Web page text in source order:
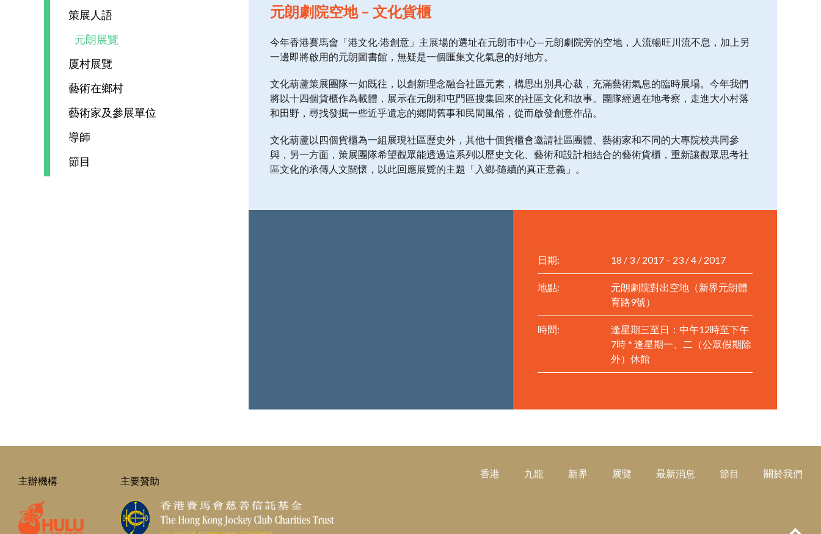
策展人語
元朗展覽
厦村展覽
藝術在鄉村
藝術家及參展單位
導師
節目
元朗劇院空地 – 文化貨櫃
今年香港賽馬會「港文化‧港創意」主展場的選址在元朗市中心—元朗劇院旁的空地，人流暢旺川流不息，加上另
一邊即將啟用的元朗圖書館，無疑是一個匯集文化氣息的好地方。
文化葫蘆策展團隊一如既往，以創新理念融合社區元素，構思出別具心裁，充滿藝術氣息的臨時展場。今年我們
將以十四個貨櫃作為載體，展示在元朗和屯門區搜集回來的社區文化和故事。團隊經過在地考察，走進大小村落
和田野，尋找發掘一些近乎遺忘的鄉間舊事和民間風俗，從而啟發創意作品。
文化葫蘆以四個貨櫃為一組展現社區歷史外，其他十個貨櫃會邀請社區團體、藝術家和不同的大專院校共同參
與，另一方面，策展團隊希望觀眾能透過這系列以歷史文化、藝術和設計相結合的藝術貨櫃，重新讓觀眾思考社
區文化的承傳人文關懷，以此回應展覽的主題「入鄉‧隨續的真正意義」。
日期: 18 / 3 / 2017 – 23 / 4 / 2017
地點:
元朗劇院對出空地（新界元朗體
育路9號）
時間:
逢星期三至日：中午12時至下午
7時 * 逢星期一、二（公眾假期除
外）休館
主辦機構 主要贊助
香港 九龍 新界 展覽 最新消息 節目 關於我們